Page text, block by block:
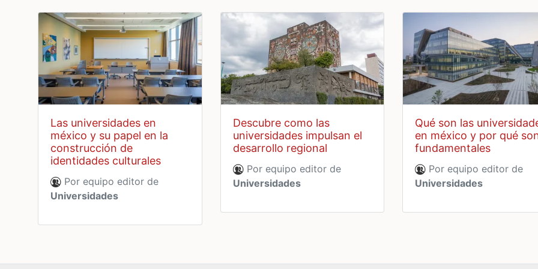
las universidades en
méxico y su papel en la
construcción de
identidades culturales
Por equipo editor de
Universidades
descubre como las
universidades impulsan el
desarrollo regional
Por equipo editor de
Universidades
qué son las universidades
en méxico y por qué
fundamentales
Por equipo editor de
Universidades